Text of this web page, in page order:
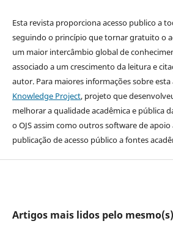
Esta revista proporciona acesso publico a
seguindo o princípio que tornar gratuito o
um maior intercâmbio global de
associado a um crescimento da leitura e
autor. Para maiores informações sobre
Knowledge Project, projeto que
melhorar a qualidade acadêmica e pública
o OJS assim como outros software de
publicação de acesso público a fontes
Artigos mais lidos pelo